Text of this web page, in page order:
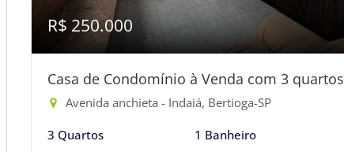
R$ 250.000
Casa de Condomínio à Venda com 3 quartos
Avenida anchieta - Indaiá, Bertioga-SP
3 Quartos 1 Banheiro